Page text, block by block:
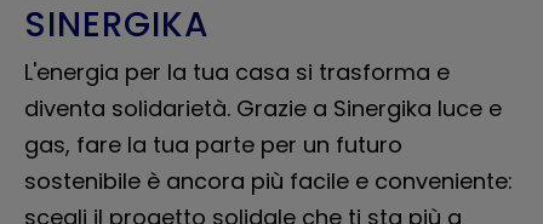
SINERGIKA
L'energia per la tua casa si trasforma e
diventa solidarietà. Grazie a Sinergika luce e
gas, fare la tua parte per un futuro
sostenibile è ancora più facile e conveniente:
scegli il progetto solidale che ti sta più a